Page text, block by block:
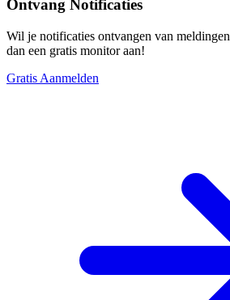
Ontvang Notificaties
Wil je notificaties ontvangen van
dan een gratis monitor aan!
Gratis Aanmelden